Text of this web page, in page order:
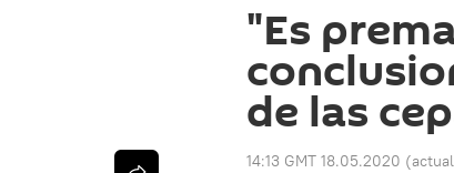
"Es
de las
14:13 GMT 18.05.2020